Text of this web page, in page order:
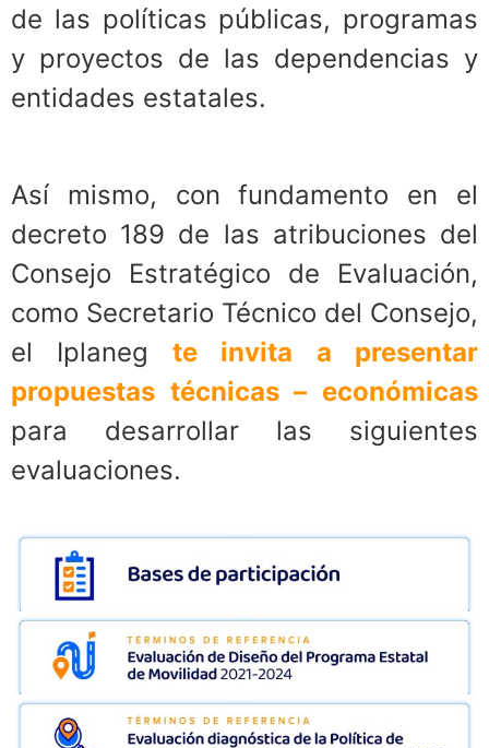
de las políticas públicas, programas
y proyectos de las dependencias y
entidades estatales.
Así mismo, con fundamento en el
decreto 189 de las atribuciones del
Consejo Estratégico de Evaluación,
como Secretario Técnico del Consejo,
el Iplaneg te invita a presentar
propuestas técnicas – económicas
para desarrollar las siguientes
evaluaciones.